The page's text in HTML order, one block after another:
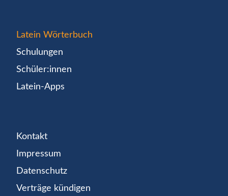
Latein Wörterbuch
Schulungen
Schüler:innen
Latein-Apps
Kontakt
Impressum
Datenschutz
Verträge kündigen